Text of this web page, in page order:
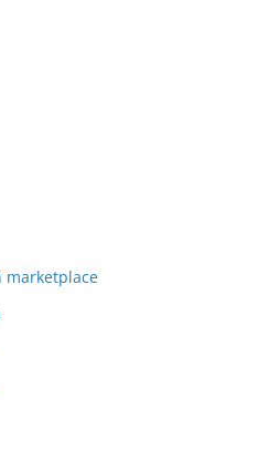
marketplace